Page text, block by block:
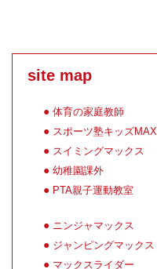
site map
体育の家庭教師
スポーツ塾キッズMAX
スイミングマックス
幼稚園課外
PTA親子運動教室
ニンジャマックス
ジャンピングマックス
マックスライダー